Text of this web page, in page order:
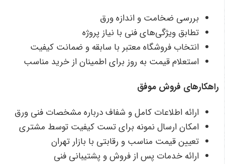
بررسی ضخامت و اندازه ورق
تطابق ویژگی‌های فنی با نیاز پروژه
انتخاب فروشگاه معتبر با سابقه و ضمانت کیفیت
استعلام قیمت به روز برای اطمینان از خرید مناسب
راهکارهای فروش موفق
ارائه اطلاعات کامل و شفاف درباره مشخصات فنی ورق
امکان ارسال نمونه برای تست کیفیت توسط مشتری
تعیین قیمت مناسب و رقابتی با بازار تهران
ارائه خدمات پس از فروش و پشتیبانی فنی